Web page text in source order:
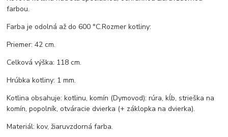
farbou.
Farba je odolná až do 600 °C.Rozmer kotliny:
Priemer: 42 cm.
Celková výška: 118 cm.
Hrúbka kotliny: 1 mm.
Kotlina obsahuje: kotlinu, komín (Dymovod): rúra, kĺb, strieška na
komín, popolník, otváracie dvierka (+ záklopka na dvierka).
Materiál: kov, žiaruvzdorná farba.